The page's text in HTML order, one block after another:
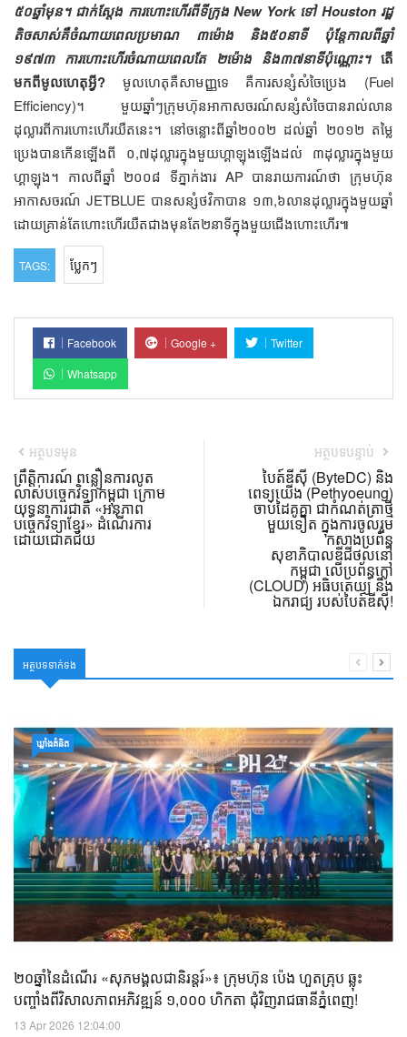
៥០ឆ្នាំមុន។ ជាក់ស្ដែង ការហោះហើរពីទីក្រុង New York ទៅ Houston រដ្ឋ
តិចសាស់គឺចំណាយពេលប្រមាណ ៣ម៉ោង និង៥០នាទី ប៉ុន្តែកាលពីឆ្នាំ
១៩៧៣ ការហោះហើរចំណាយពេលតែ ២ម៉ោង និង៣៧នាទីប៉ុណ្ណោះ។ តើ
មកពីមូលហេតុអ្វី? មូលហេតុគឺសាមញ្ញទេ គឺការសន្សំសំចៃប្រេង (Fuel
Efficiency)។ មួយឆ្នាំៗក្រុមហ៊ុនអាកាសចរណ៍សន្សំសំចៃបានរាល់លាន
ដុល្លារពីការហោះហើរយឺតនេះ។ នៅចន្លោះពីឆ្នាំ២០០២ ដល់ឆ្នាំ ២០១២ តម្លៃ
ប្រេងបានកើនឡើងពី ០,៧ដុល្លារក្នុងមួយហ្គាឡុងឡើងដល់ ៣ដុល្លារក្នុងមួយ
ហ្គាឡុង។ កាលពីឆ្នាំ ២០០៨ ទីភ្នាក់ងារ AP បានរាយការណ៍ថា ក្រុមហ៊ុន
អាកាសចរណ៍ JETBLUE បានសន្សំថវិកាបាន ១៣,៦លានដុល្លារក្នុងមួយឆ្នាំ
ដោយគ្រាន់តែហោះហើរយឺតជាងមុនតែ២នាទីក្នុងមួយជើងហោះហើរ៕
TAGS: ប្លែកៗ
Facebook Google +
Twitter
Whatsapp
អត្ថបទមុន
ព្រឹត្តិការណ៍ ពន្លឿនការលូត
លាស់បច្ចេកវិទ្យាកម្ពុជា ក្រោម
យុទ្ធនាការជាតិ «អនុភាព
បច្ចេកវិទ្យាខ្មែរ» ដំណើរការ
ដោយជោគជ័យ
អត្ថបទបន្ទាប់
បៃត៍ឌីស៊ី (ByteDC) និង
ពេទ្យយើង (Pethyoeung)
ចាប់ដៃគូគ្នា ជាកំណត់ត្រាថ្មី
មួយទៀត ក្នុងការចូលរួម
កសាងប្រព័ន្ធ
សុខាភិបាលឌីជីថល​នៅ
កម្ពុជា លើប្រព័ន្ធក្លៅ
(CLOUD) អធិបតេយ្យ និង
ឯករាជ្យ របស់បៃត៍ឌីស៊ី!
អត្ថបទទាក់ទង
ឃ្លាំង​គំនិត
២០ឆ្នាំនៃដំណើរ «សុភមង្គលជានិរន្តរ៍»៖ ក្រុមហ៊ុន ប៉េង ហួតគ្រុប ឆ្លុះ
បញ្ចាំងពីវិសាលភាពអភិវឌ្ឍន៍ ១,០០០ ហិកតា ជុំវិញរាជធានីភ្នំពេញ!
13 Apr 2026 12:04:00